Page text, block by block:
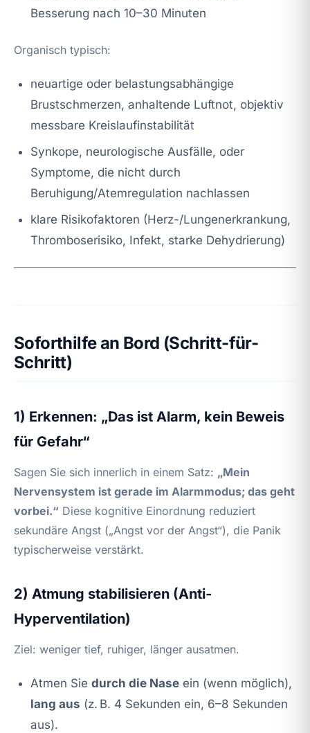
Besserung nach 10–30 Minuten
Organisch typisch:
neuartige oder belastungsabhängige
Brustschmerzen, anhaltende Luftnot, objektiv
messbare Kreislaufinstabilität
Synkope, neurologische Ausfälle, oder
Symptome, die nicht durch
Beruhigung/Atemregulation nachlassen
klare Risikofaktoren (Herz-/Lungenerkrankung,
Thromboserisiko, Infekt, starke Dehydrierung)
Soforthilfe an Bord (Schritt-für-
Schritt)
1) Erkennen: „Das ist Alarm, kein Beweis
für Gefahr“
Sagen Sie sich innerlich in einem Satz: „Mein
Nervensystem ist gerade im Alarmmodus; das geht
vorbei.“ Diese kognitive Einordnung reduziert
sekundäre Angst („Angst vor der Angst“), die Panik
typischerweise verstärkt.
2) Atmung stabilisieren (Anti-
Hyperventilation)
Ziel: weniger tief, ruhiger, länger ausatmen.
Atmen Sie durch die Nase ein (wenn möglich),
lang aus (z. B. 4 Sekunden ein, 6–8 Sekunden
aus).